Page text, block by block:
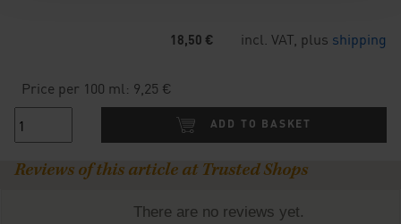
18,50 € incl. VAT, plus shipping
Price per 100 ml: 9,25 €
ADD TO BASKET
Reviews of this article at Trusted Shops
There are no reviews yet.